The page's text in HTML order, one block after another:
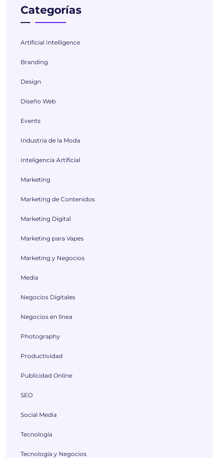
Categorías
Artificial Intelligence
Branding
Design
Diseño Web
Events
Industria de la Moda
Inteligencia Artificial
Marketing
Marketing de Contenidos
Marketing Digital
Marketing para Vapes
Marketing y Negocios
Media
Negocios Digitales
Negocios en línea
Photography
Productividad
Publicidad Online
SEO
Social Media
Tecnología
Tecnología y Negocios